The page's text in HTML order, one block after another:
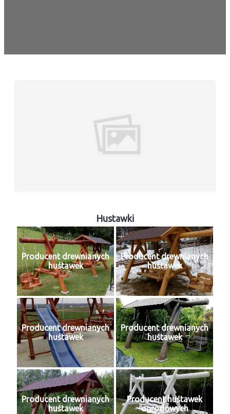
Hustawki
Producent drewnianych
huśtawek
Producent drewnianych
huśtawek
Producent drewnianych
huśtawek
Producent drewnianych
huśtawek
Producent drewnianych
huśtawek
Producent huśtawek
ogrodowych